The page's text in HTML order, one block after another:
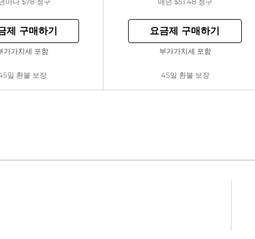
제 구매하기
일 환불 보장
가가치세 포함
요금제 구매하기
45일 환불 보장
부가가치세 포함